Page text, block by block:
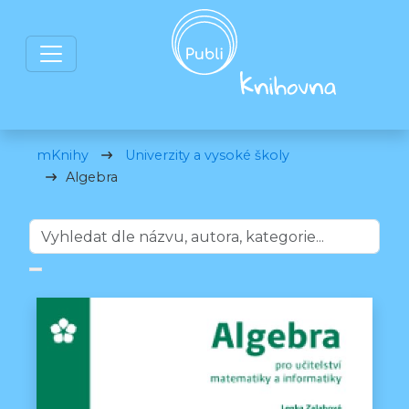
mKnihy
Univerzity a vysoké školy
Algebra